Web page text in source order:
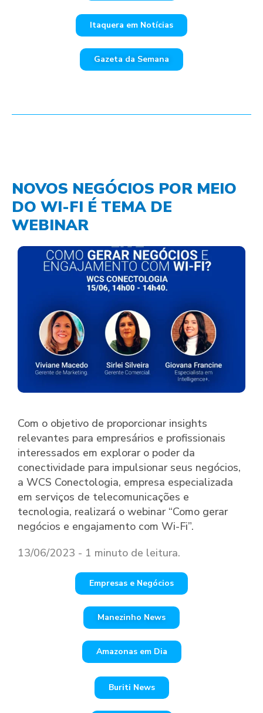
Itaquera em Notícias
Gazeta da Semana
NOVOS NEGÓCIOS POR MEIO
DO WI-FI É TEMA DE
WEBINAR
Com o objetivo de proporcionar insights
relevantes para empresários e profissionais
interessados em explorar o poder da
conectividade para impulsionar seus negócios,
a WCS Conectologia, empresa especializada
em serviços de telecomunicações e
tecnologia, realizará o webinar “Como gerar
negócios e engajamento com Wi-Fi”.
13/06/2023 - 1 minuto de leitura.
Empresas e Negócios
Manezinho News
Amazonas em Dia
Buriti News